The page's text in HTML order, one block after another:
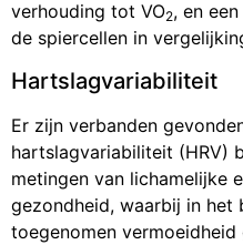
verhouding tot VO2, en
de spiercellen in
Hartslagvariabiliteit
Er zijn verbanden
hartslagvariabiliteit (HRV)
metingen van lichamelijke
gezondheid, waarbij in
toegenomen